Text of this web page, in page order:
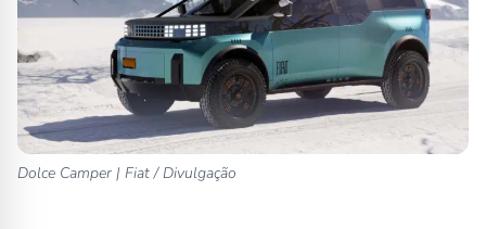
Dolce Camper | Fiat / Divulgação